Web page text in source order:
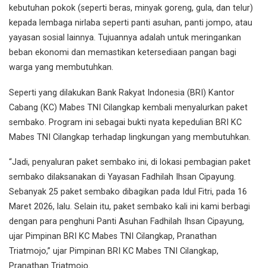
kebutuhan pokok (seperti beras, minyak goreng, gula, dan telur)
kepada lembaga nirlaba seperti panti asuhan, panti jompo, atau
yayasan sosial lainnya. Tujuannya adalah untuk meringankan
beban ekonomi dan memastikan ketersediaan pangan bagi
warga yang membutuhkan.
Seperti yang dilakukan Bank Rakyat Indonesia (BRI) Kantor
Cabang (KC) Mabes TNI Cilangkap kembali menyalurkan paket
sembako. Program ini sebagai bukti nyata kepedulian BRI KC
Mabes TNI Cilangkap terhadap lingkungan yang membutuhkan.
“Jadi, penyaluran paket sembako ini, di lokasi pembagian paket
sembako dilaksanakan di Yayasan Fadhilah Ihsan Cipayung.
Sebanyak 25 paket sembako dibagikan pada Idul Fitri, pada 16
Maret 2026, lalu. Selain itu, paket sembako kali ini kami berbagi
dengan para penghuni Panti Asuhan Fadhilah Ihsan Cipayung,
ujar Pimpinan BRI KC Mabes TNI Cilangkap, Pranathan
Triatmojo,” ujar Pimpinan BRI KC Mabes TNI Cilangkap,